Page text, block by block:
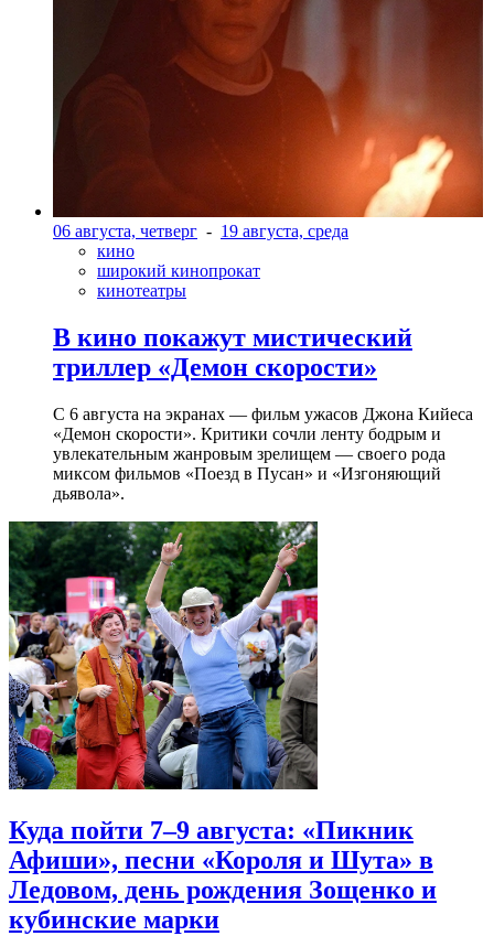
06 августа, четверг - 19 августа, среда
кино
широкий кинопрокат
кинотеатры
В кино покажут мистический
триллер «Демон скорости»
С 6 августа на экранах — фильм ужасов Джона Кийеса
«Демон скорости». Критики сочли ленту бодрым и
увлекательным жанровым зрелищeм — своего рода
миксом фильмов «Поезд в Пусан» и «Изгоняющий
дьявола».
Куда пойти 7–9 августа: «Пикник
Афиши», песни «Короля и Шута» в
Ледовом, день рождения Зощенко и
кубинские марки